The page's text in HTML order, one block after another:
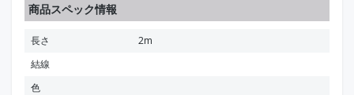
商品スペック情報
長さ
2m
結線
色